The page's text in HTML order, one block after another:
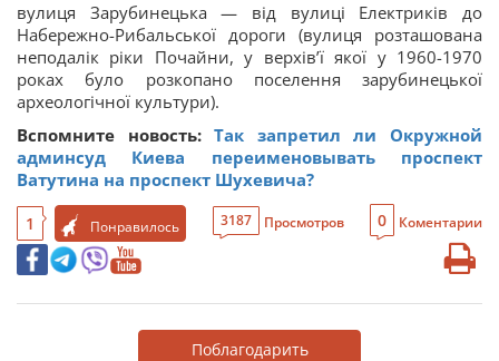
вулиця Зарубинецька — від вулиці Електриків до
Набережно-Рибальської дороги (вулиця розташована
неподалік ріки Почайни, у верхівʼї якої у 1960-1970
роках було розкопано поселення зарубинецької
археологічної культури).
Вспомните новость:Так запретил ли Окружной
админсуд Киева переименовывать проспект
Ватутина на проспект Шухевича?
1 Понравилось 3187 Просмотров 0 Коментарии
Поблагодарить